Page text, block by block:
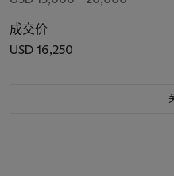
成交价
USD 16,250